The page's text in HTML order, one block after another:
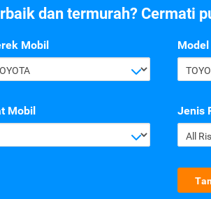
dan termurah? Cermati
Mobil
Mobil Jenis
All